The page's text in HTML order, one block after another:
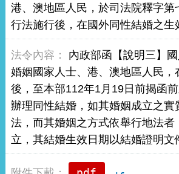
港、澳地區人民，於司法院釋字第
行法施行後，在國外同性結婚之生
內政部函【說明三】
婚姻國家人士、港、澳地區人民，
後，至本部112年1月19日前揭函
辦理同性結婚，如其婚姻成立之實
法，而其婚姻之方式依舉行地法者
立，其結婚生效日期以結婚證明文